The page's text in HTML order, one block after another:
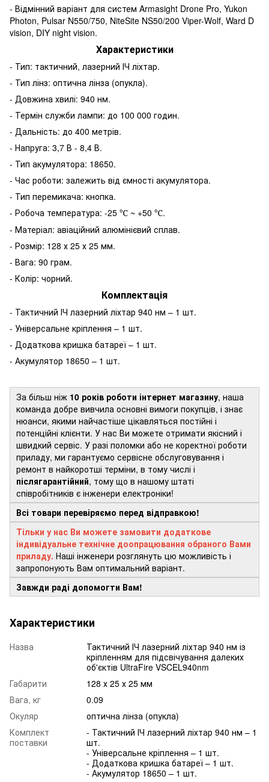
- Відмінний варіант для систем Armasight Drone Pro, Yukon
Photon, Pulsar N550/750, NiteSite NS50/200 Viper-Wolf, Ward D
vision, DIY night vision.
Характеристики
- Тип: тактичний, лазерний ІЧ ліхтар.
- Тип лінз: оптична лінза (опукла).
- Довжина хвилі: 940 нм.
- Термін служби лампи: до 100 000 годин.
- Дальність: до 400 метрів.
- Напруга: 3,7 В - 8,4 В.
- Тип акумулятора: 18650.
- Час роботи: залежить від ємності акумулятора.
- Тип перемикача: кнопка.
- Робоча температура: -25 ℃ ~ +50 ℃.
- Матеріал: авіаційний алюмінієвий сплав.
- Розмір: 128 х 25 х 25 мм.
- Вага: 90 грам.
- Колір: чорний.
Комплектація
- Тактичний ІЧ лазерний ліхтар 940 нм – 1 шт.
- Універсальне кріплення – 1 шт.
- Додаткова кришка батареї – 1 шт.
- Акумулятор 18650 – 1 шт.
За більш ніж 10 років роботи інтернет магазину, наша
команда добре вивчила основні вимоги покупців, і знає
нюанси, якими найчастіше цікавляться постійні і
потенційні клієнти. У нас Ви можете отримати якісний і
швидкий сервіс. У разі поломки або не коректної роботи
приладу, ми гарантуємо сервісне обслуговування і
ремонт в найкоротші терміни, в тому числі і
післягарантійний, тому що в нашому штаті
співробітників є інженери електроніки!
Всі товари перевіряємо перед відправкою!
Тільки у нас Ви можете замовити додаткове
індивідуальне технічне доопрацювання обраного Вами
приладу. Наші інженери розглянуть цю можливість і
запропонують Вам оптимальний варіант.
Завжди раді допомогти Вам!
Характеристики
Назва
Тактичний ІЧ лазерний ліхтар 940 нм із
кріпленням для підсвічування далеких
об'єктів UltraFire VSCEL940nm
Габарити
128 х 25 х 25 мм
Вага, кг
0.09
Окуляр
оптична лінза (опукла)
Комплект
поставки
- Тактичний ІЧ лазерний ліхтар 940 нм – 1
шт.
- Універсальне кріплення – 1 шт.
- Додаткова кришка батареї – 1 шт.
- Акумулятор 18650 – 1 шт.